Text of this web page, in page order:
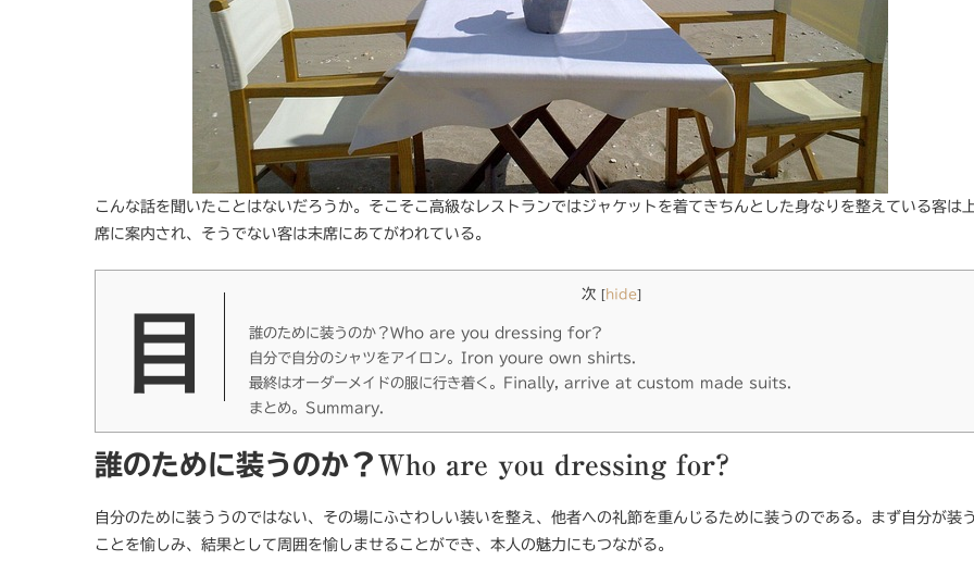
こんな話を聞いたことはないだろうか。そこそこ高級なレストランではジャケットを着てきちんとした身なりを整えている客は
席に案内され、そうでない客は末席にあてがわれている。
目次 [hide]
誰のために装うのか？Who are you dressing for?
自分で自分のシャツをアイロン。Iron youre own shirts.
最終はオーダーメイドの服に行き着く。Finally, arrive at custom made suits.
まとめ。Summary.
誰のために装うのか？Who are you dressing for?
自分のために装ううのではない、その場にふさわしい装いを整え、他者への礼節を重んじるために装うのである。まず自分が装
ことを愉しみ、結果として周囲を愉しませることができ、本人の魅力にもつながる。